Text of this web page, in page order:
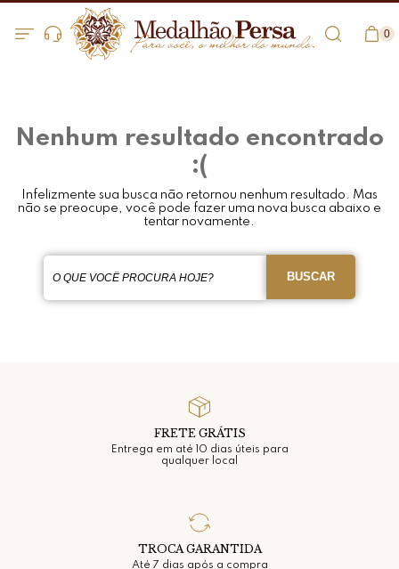
0
Nenhum resultado encontrado
:(
Infelizmente sua busca não retornou nenhum resultado. Mas
não se preocupe, você pode fazer uma nova busca abaixo e
tentar novamente.
FRETE GRÁTIS
Entrega em até 10 dias úteis para
qualquer local
TROCA GARANTIDA
Até 7 dias após a compra